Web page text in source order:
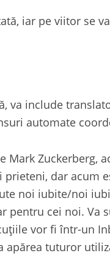
iar pe viitor se
va include
automate
Zuckerberg,
prieteni, dar acum
noi iubite/noi
pentru cei noi. Va
vor fi într-un
apărea tuturor